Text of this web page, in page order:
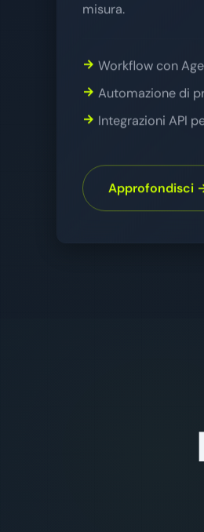
misura.
Workflow con
Automazione di
Integrazioni API
Approfondisci